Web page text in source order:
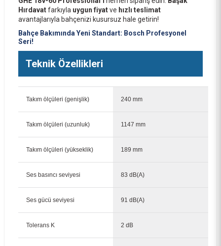
Bosch GRT 18V-33 Akülü Kenar Kesme (Akü ve Şarj Yoktur) 06008D0000
10.300,00 TL
Bosch GHE 18V-60 1X4 ProCORE Akülü Çit Kesme-Budama
14.167,00 TL
Hırdavatfarkıyla uygun fiyatve hızlı teslimat
avantajlarıyla bahçenizi kusursuz hale getirin!
Bahçe Bakımında Yeni Standart: Bosch Profesyonel
Seri!
Teknik Özellikleri
Takım ölçüleri (genişlik) 240 mm
Takım ölçüleri (uzunluk) 1147 mm
Takım ölçüleri (yükseklik) 189 mm
Ses basıncı seviyesi 83 dB(A)
Ses gücü seviyesi 91 dB(A)
Tolerans K 2 dB